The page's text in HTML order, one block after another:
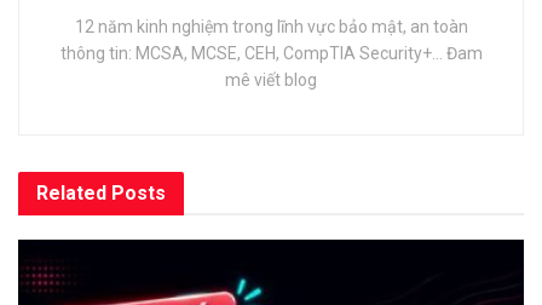
12 năm kinh nghiệm trong lĩnh vực bảo mật, an toàn
thông tin: MCSA, MCSE, CEH, CompTIA Security+... Đam
mê viết blog
Related Posts